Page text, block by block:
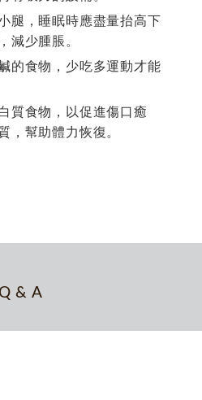
腿，睡眠時應盡量抬高下
減少腫脹。
的食物，少吃多運動才能
質食物，以促進傷口癒
，幫助體力恢復。
Q & A